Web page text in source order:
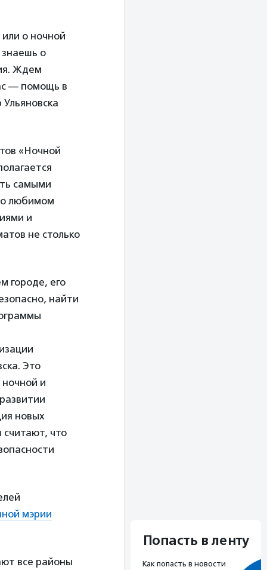
о ночной
о
Ждем
— помощь в
«Ночной
самыми
о любимом
и
не столько
городе, его
найти
Это
и
новых
считают, что
мэрии
все районы
Попасть в ленту
Как попасть в новости